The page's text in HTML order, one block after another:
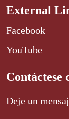
External
Facebook
YouTube
Contáctese
Deje un